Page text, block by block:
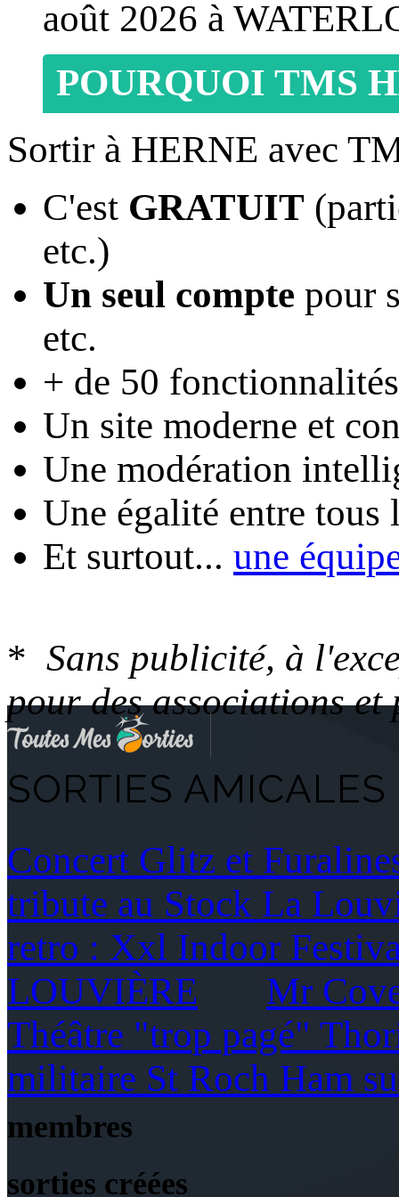
août 2026 à
POURQUOI TMS
Sortir à HERNE avec
C'est GRATUIT
etc.)
Un seul compte pour
etc.
+ de 50
Un site moderne et
Une modération
Une égalité entre tous
Et surtout... une
* Sans publicité, à
pour des associations et
SORTIES
Concert Glitz et
tribute au Stock La
retro : Xxl Indoor
LOUVIÈRE
Mr
Théâtre "trop pagé"
militaire St Roch Ham
membres
sorties créées